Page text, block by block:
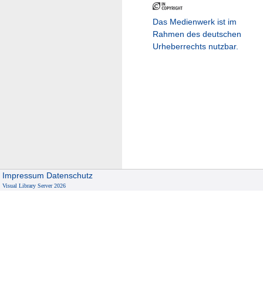
Das Medienwerk ist im
Rahmen des deutschen
Urheberrechts nutzbar.
Impressum Datenschutz
Visual Library Server 2026